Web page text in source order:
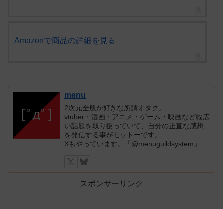
Amazonで商品の詳細を見る
menu
2次元全般が好きな所謂オタク。
vtuber・漫画・アニメ・ゲーム・映画など幅広
い話題を取り扱っていて、自分の正直な感想
を発信する事がモットーです。
Xもやっています。「@menuguildsystem」
スポンサーリンク